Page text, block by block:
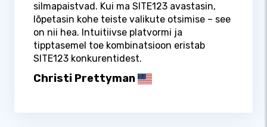
silmapaistvad. Kui ma SITE123 avastasin,
lõpetasin kohe teiste valikute otsimise – see
on nii hea. Intuitiivse platvormi ja
tipptasemel toe kombinatsioon eristab
SITE123 konkurentidest.
Christi Prettyman